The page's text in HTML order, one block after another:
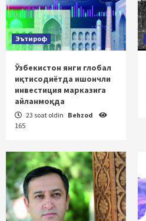
Эътироф
Ўзбекистон янги глобал
иқтисодиётда ишончли
инвестиция марказига
айланмоқда
23 soat oldin Behzod
165